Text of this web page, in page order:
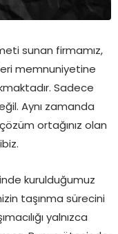
sunan firmamız,
memnuniyetine
Sadece
Aynı zamanda
ortağınız olan
kurulduğumuz
taşınma sürecini
yalnızca